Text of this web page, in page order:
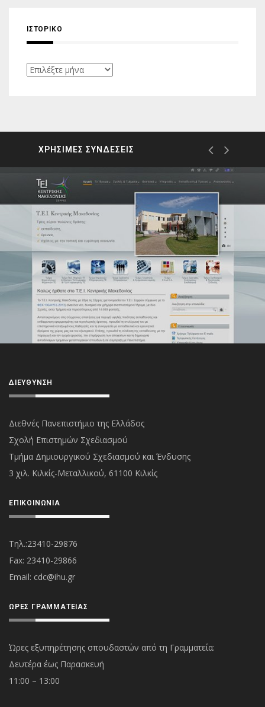
ΙΣΤΟΡΙΚΌ
Ιστορικό
ΧΡΗΣΙΜΕΣ ΣΥΝΔΕΣΕΙΣ
ΔΙΕΎΘΥΝΣΗ
Διεθνές Πανεπιστήμιο της Ελλάδος
Σχολή Επιστημών Σχεδιασμού
Τμήμα Δημιουργικού Σχεδιασμού και Ένδυσης
3 χιλ. Κιλκίς-Μεταλλικού, 61100 Κιλκίς
ΕΠΙΚΟΙΝΩΝΊΑ
Τηλ.:23410-29876
Fax: 23410-29866
Εmail: cdc@ihu.gr
ΏΡΕΣ ΓΡΑΜΜΑΤΕΊΑΣ
Ώρες εξυπηρέτησης σπουδαστών από τη Γραμματεία:
Δευτέρα έως Παρασκευή
11:00 – 13:00